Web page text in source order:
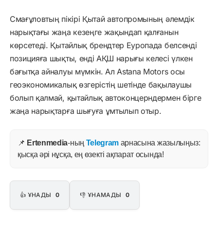
Смағұловтың пікірі Қытай автопромының әлемдік
нарықтағы жаңа кезеңге жақындап қалғанын
көрсетеді. Қытайлық брендтер Еуропада белсенді
позицияға шықты, енді АҚШ нарығы келесі үлкен
бағытқа айналуы мүмкін. Ал Astana Motors осы
геоэкономикалық өзгерістің шетінде бақылаушы
болып қалмай, қытайлық автоконцерндермен бірге
жаңа нарықтарға шығуға ұмтылып отыр.
📌 Ertenmedia-ның Telegram арнасына жазылыңыз:
қысқа әрі нұсқа, ең өзекті ақпарат осында!
👍 ҰНАДЫ 0 👎 ҰНАМАДЫ 0